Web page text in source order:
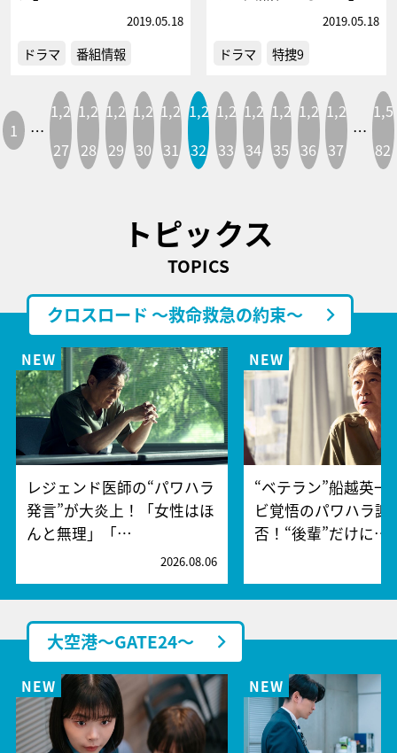
2019.05.18
ドラマ 番組情報
2019.05.18
ドラマ 特捜9
1 …
1,2
27
1,2
28
1,2
29
1,2
30
1,2
31
1,2
32
1,2
33
1,2
34
1,2
35
1,2
36
1,2
37
…
1,5
82
トピックス
TOPICS
クロスロード ～救命救急の約束～
レジェンド医師の“パワハラ
発言”が大炎上！「女性はほ
んと無理」「…
2026.08.06
“ベテラン”船越英一
ビ覚悟のパワハラ謝
否！“後輩”だけに…
大空港～GATE24～